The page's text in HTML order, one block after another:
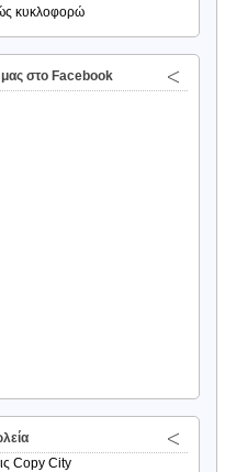
κυκλοφορώ
μας στο Facebook
Copy City